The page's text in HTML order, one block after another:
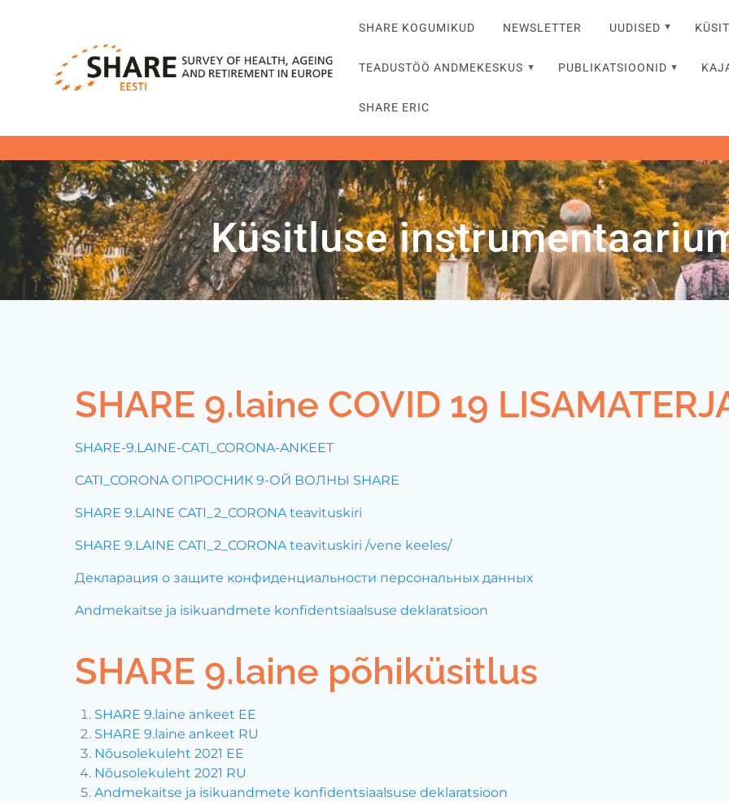
SHARE KOGUMIKUD NEWSLETTER UUDISED
TEADUSTÖÖ ANDMEKESKUS PUBLIKATSIOONID
SHARE ERIC
Küsitluse
SHARE 9.laine COVID 19
SHARE-9.LAINE-CATI_CORONA-ANKEET
CATI_CORONA ОПРОСНИК 9-ОЙ ВОЛНЫ SHARE
SHARE 9.LAINE CATI_2_CORONA teavituskiri
SHARE 9.LAINE CATI_2_CORONA teavituskiri /vene keeles/
Декларация о защите конфиденциальности персональных данных
Andmekaitse ja isikuandmete konfidentsiaalsuse deklaratsioon
SHARE 9.laine põhiküsitlus
SHARE 9.laine ankeet EE
SHARE 9.laine ankeet RU
Nõusolekuleht 2021 EE
Nõusolekuleht 2021 RU
Andmekaitse ja isikuandmete konfidentsiaalsuse deklaratsioon